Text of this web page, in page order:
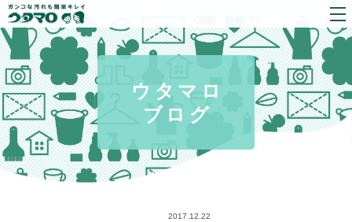
ウタマロ
ブログ
2017.12.22